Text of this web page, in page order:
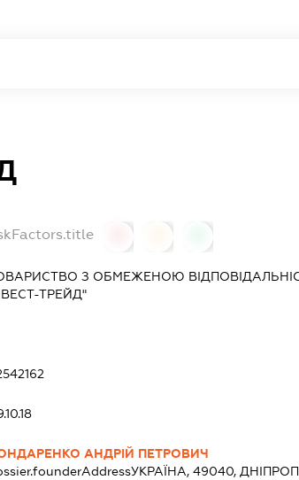
З ОБМЕЖЕНОЮ
ТРЕЙД"
АНДРІЙ ПЕТРОВИЧ
УКРАЇНА, 49040,